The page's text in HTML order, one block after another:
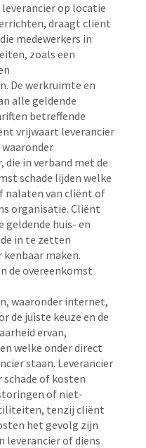
leverancier op locatie
draagt cliënt
medewerkers in
zoals een
De werkruimte en
alle geldende
betreffende
vrijwaart leverancier
waaronder
die in verband met de
schade lijden welke
nalaten van cliënt of
organisatie. Cliënt
geldende huis- en
in te zetten
kenbaar maken.
de overeenkomst
waaronder internet,
de juiste keuze en de
ervan,
welke onder direct
staan. Leverancier
of kosten
of niet-
tenzij cliënt
het gevolg zijn
leverancier of diens